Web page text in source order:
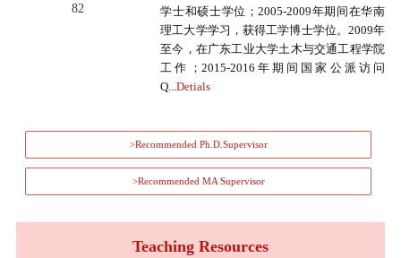
82
学士和硕士学位；2005-2009年期间在华南
理工大学学习，获得工学博士学位。2009年
至今，在广东工业大学土木与交通工程学院
工作；2015-2016年期间国家公派访问
Q...Detials
>Recommended Ph.D.Supervisor
>Recommended MA Supervisor
Teaching Resources